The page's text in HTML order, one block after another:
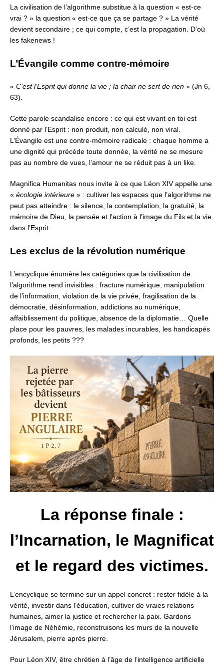
La civilisation de l’algorithme substitue à la question « est-ce
vrai ? » la question « est-ce que ça se partage ? » La vérité
devient secondaire ; ce qui compte, c’est la propagation. D’où
les fakenews !
L’Évangile comme contre-mémoire
« C’est l’Esprit qui donne la vie ; la chair ne sert de rien » (Jn 6,
63).
Cette parole scandalise encore : ce qui est vivant en toi est
donné par l’Esprit : non produit, non calculé, non viral.
L’Évangile est une contre-mémoire radicale : chaque homme a
une dignité qui précède toute donnée, la vérité ne se mesure
pas au nombre de vues, l’amour ne se réduit pas à un like.
Magnifica Humanitas nous invite à ce que Léon XIV appelle une
« écologie intérieure » : cultiver les espaces que l’algorithme ne
peut pas atteindre : le silence, la contemplation, la gratuité, la
mémoire de Dieu, la pensée et l’action à l’image du Fils et la vie
dans l’Esprit.
Les exclus de la révolution numérique
L’encyclique énumère les catégories que la civilisation de
l’algorithme rend invisibles : fracture numérique, manipulation
de l’information, violation de la vie privée, fragilisation de la
démocratie, désinformation, addictions au numérique,
affaiblissement du politique, absence de la diplomatie… Quelle
place pour les pauvres, les malades incurables, les handicapés
profonds, les petits ???
La réponse finale :
l’Incarnation, le Magnificat
et le regard des victimes.
L’encyclique se termine sur un appel concret : rester fidèle à la
vérité, investir dans l’éducation, cultiver de vraies relations
humaines, aimer la justice et rechercher la paix. Gardons
l’image de Néhémie, reconstruisons les murs de la nouvelle
Jérusalem, pierre après pierre.
Pour Léon XIV, être chrétien à l’âge de l’intelligence artificielle